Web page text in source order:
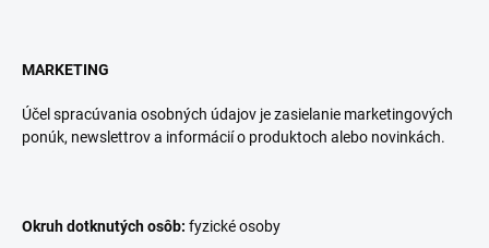
MARKETING
Účel spracúvania osobných údajov je zasielanie marketingových
ponúk, newslettrov a informácií o produktoch alebo novinkách.
Okruh dotknutých osôb: fyzické osoby